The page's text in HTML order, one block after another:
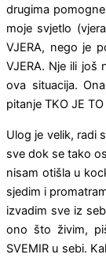
drugima
moje svjetlo
VJERA, nego je
VJERA. Nje ili još
ova situacija.
pitanje TKO JE
Ulog je velik, radi
sve dok se tako
nisam otišla u
sjedim i
izvadim sve iz
ono što živim,
SVEMIR u sebi.